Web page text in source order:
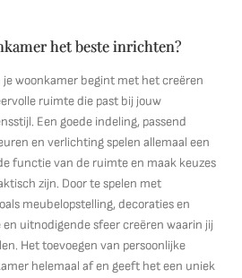
het beste inrichten?
woonkamer begint met het creëren
ruimte die past bij jouw
Een goede indeling, passend
en verlichting spelen allemaal een
functie van de ruimte en maak keuzes
zijn. Door te spelen met
meubelopstelling, decoraties en
en uitnodigende sfeer creëren waarin jij
Het toevoegen van persoonlijke
helemaal af en geeft het een uniek